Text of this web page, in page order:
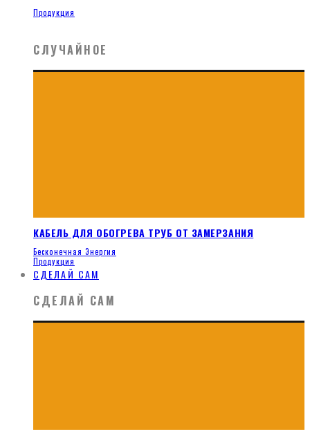
Продукция
СЛУЧАЙНОЕ
КАБЕЛЬ ДЛЯ ОБОГРЕВА ТРУБ ОТ ЗАМЕРЗАНИЯ
Бесконечная Энергия
Продукция
СДЕЛАЙ САМ
СДЕЛАЙ САМ